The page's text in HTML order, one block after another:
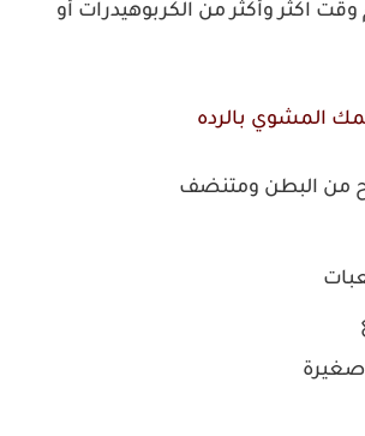
اكثر وأكثر من الكربوهيدرات أو
المشوي بالرده
من البطن ومتنضف